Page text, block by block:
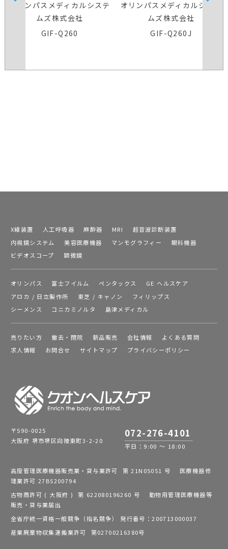
オリンパスメディカルシステ
ムズ株式会社
GIF-Q260
オリンパスメディカルシステ
ムズ株式会社
GIF-Q260J
X線装置 人工呼吸器 麻酔器 MRI
超音波診断装置
内視鏡システム
美容医療機器 マンモグラフィー
眼科機器
ビデオスコープ
顕微鏡
オリンパス 富士フイルム ペンタックス
GE ヘルスケア
アロカ / 日立製作所
東芝 / キャノン
フィリップス
シーメンス
コニカミノルタ 島津メディカル
売りたい方 撤去・閉院 新品販売 会社情報
よくある質問
求人情報
お問合せ サイトマップ プライバシーポリシー
〒590-0025
大阪府 堺市堺区向陵東町3-2-20
072-276-4101
平日：9:00 ～ 18:00
高度管理医療機器販売業・貸与業許可 第 21N05051 号 医療機器修
理業許可 27BS200794
古物商許可 ( 大阪府 ) 第 622080196260 号 動物用管理医療機器等
販売・貸与業届出
全省庁統一資格一般競争（指名競争） 発行番号：200713000037
産業廃棄物収集運搬業許可 第02700216380号